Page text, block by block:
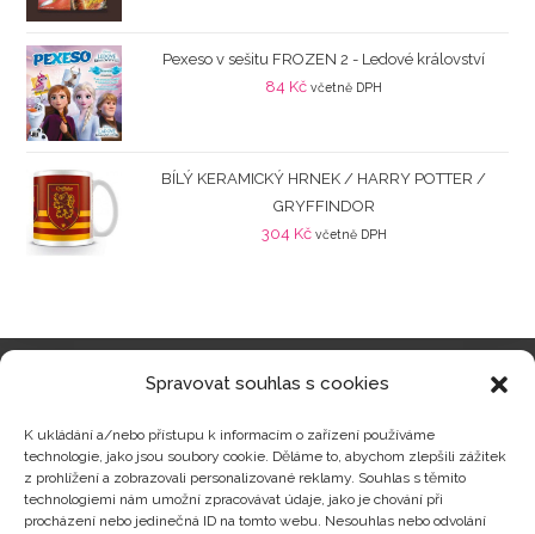
Spravovat souhlas s cookies
K ukládání a/nebo přístupu k informacím o zařízení používáme
technologie, jako jsou soubory cookie. Děláme to, abychom zlepšili zážitek
z prohlížení a zobrazovali personalizované reklamy. Souhlas s těmito
technologiemi nám umožní zpracovávat údaje, jako je chování při
procházení nebo jedinečná ID na tomto webu. Nesouhlas nebo odvolání
Pexeso v sešitu FROZEN 2 - Ledové království
84 Kč včetně DPH
BÍLÝ KERAMICKÝ HRNEK / HARRY POTTER /
GRYFFINDOR
304 Kč včetně DPH
Zajímavosti